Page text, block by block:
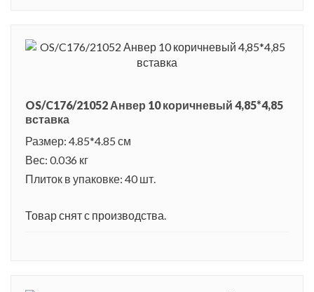
OS/C176/21052 Анвер 10 коричневый 4,85*4,85
вставка
Размер: 4.85*4.85 см
Вес: 0.036 кг
Плиток в упаковке: 40 шт.
Товар снят с производства.